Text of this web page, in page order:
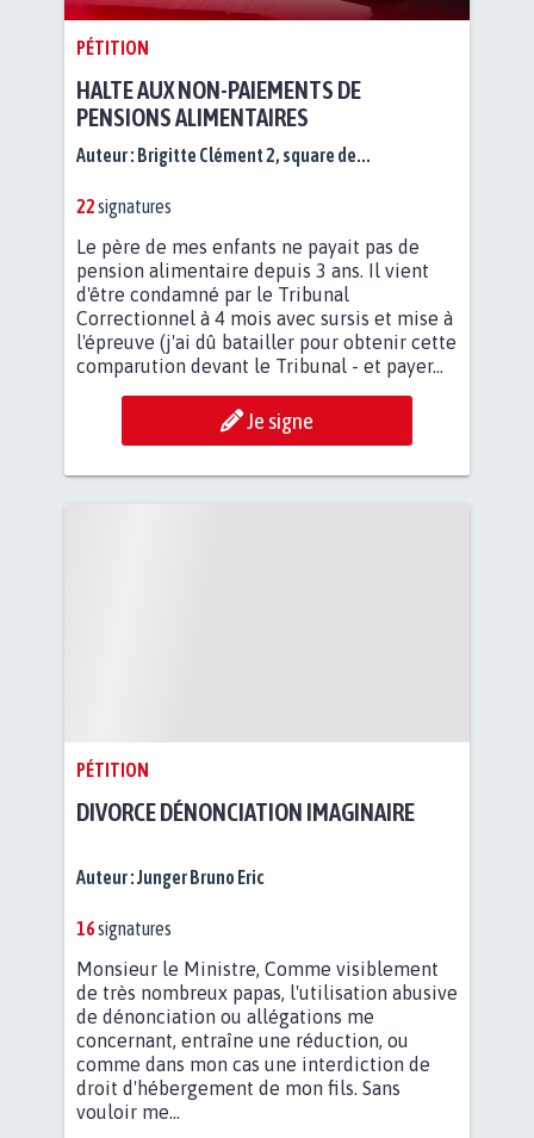
PÉTITION
HALTE AUX NON-PAIEMENTS DE
PENSIONS ALIMENTAIRES
Auteur : Brigitte Clément 2, square de...
22signatures
Le père de mes enfants ne payait pas de
pension alimentaire depuis 3 ans. Il vient
d'être condamné par le Tribunal
Correctionnel à 4 mois avec sursis et mise à
l'épreuve (j'ai dû batailler pour obtenir cette
comparution devant le Tribunal - et payer...
Je signe
PÉTITION
DIVORCE DÉNONCIATION IMAGINAIRE
Auteur :Junger Bruno Eric
16signatures
Monsieur le Ministre, Comme visiblement
de très nombreux papas, l'utilisation abusive
de dénonciation ou allégations me
concernant, entraîne une réduction, ou
comme dans mon cas une interdiction de
droit d'hébergement de mon fils. Sans
vouloir me...